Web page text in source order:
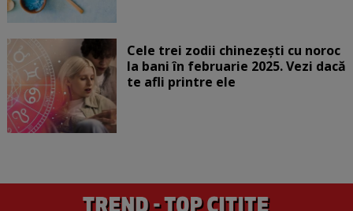
Cele trei zodii chinezești cu noroc
la bani în februarie 2025. Vezi dacă
te afli printre ele